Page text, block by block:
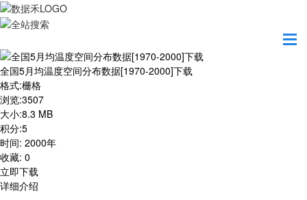
全国5月均温度空间分布数据[1970-2000]下载
全国5月均温度空间分布数据[1970-2000]下载
格式:栅格
浏览:3507
大小:8.3 MB
积分:5
时间: 2000年
收藏: 0
立即下载
详细介绍